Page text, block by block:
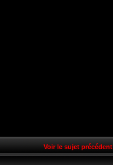
Voir le sujet précédent